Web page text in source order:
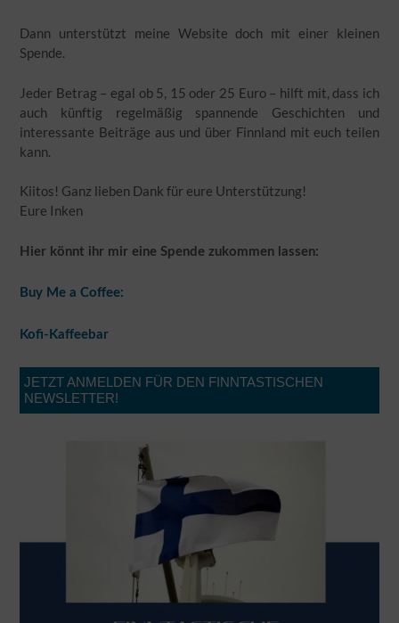
Dann unterstützt meine Website doch mit einer kleinen
Spende.
Jeder Betrag – egal ob 5, 15 oder 25 Euro – hilft mit, dass ich
auch künftig regelmäßig spannende Geschichten und
interessante Beiträge aus und über Finnland mit euch teilen
kann.
Kiitos! Ganz lieben Dank für eure Unterstützung!
Eure Inken
Hier könnt ihr mir eine Spende zukommen lassen:
Buy Me a Coffee:
Kofi-Kaffeebar
JETZT ANMELDEN FÜR DEN FINNTASTISCHEN
NEWSLETTER!